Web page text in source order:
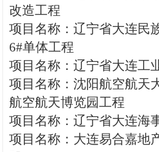
改造工程
项目名称：辽宁省大连民
6#单体工程
项目名称：辽宁省大连工
项目名称：沈阳航空航天
航空航天博览园工程
项目名称：辽宁省大连海
项目名称：大连易合嘉地